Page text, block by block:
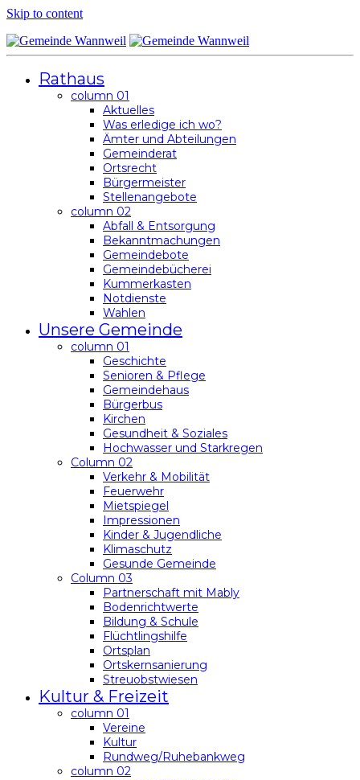
Skip to content
Rathaus
column 01
Aktuelles
Was erledige ich wo?
Ämter und Abteilungen
Gemeinderat
Ortsrecht
Bürgermeister
Stellenangebote
column 02
Abfall & Entsorgung
Bekanntmachungen
Gemeindebote
Gemeindebücherei
Kummerkasten
Notdienste
Wahlen
Unsere Gemeinde
column 01
Geschichte
Senioren & Pflege
Gemeindehaus
Bürgerbus
Kirchen
Gesundheit & Soziales
Hochwasser und Starkregen
Column 02
Verkehr & Mobilität
Feuerwehr
Mietspiegel
Impressionen
Kinder & Jugendliche
Klimaschutz
Gesunde Gemeinde
Column 03
Partnerschaft mit Mably
Bodenrichtwerte
Bildung & Schule
Flüchtlingshilfe
Ortsplan
Ortskernsanierung
Streuobstwiesen
Kultur & Freizeit
column 01
Vereine
Kultur
Rundweg/Ruhebankweg
column 02